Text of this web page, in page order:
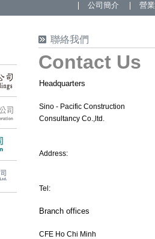
公司簡介 營
聯絡我們
Contact Us
Headquarters
Sino - Pacific Construction
Consultancy Co.,ltd.
Address:
Tel:
Branch offices
CFE Ho Chi Minh